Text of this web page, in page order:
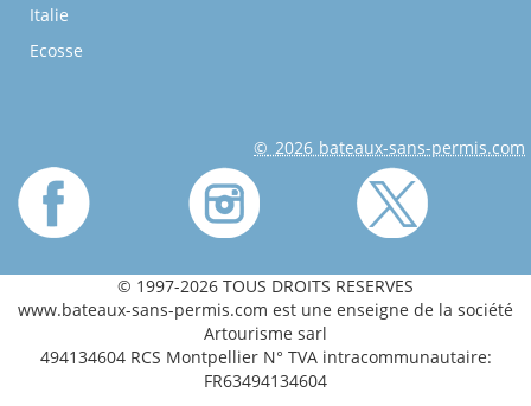
Italie
Ecosse
© 2026 bateaux-sans-permis.com
© 1997-2026 TOUS DROITS RESERVES
www.bateaux-sans-permis.com est une enseigne de la société
Artourisme sarl
494134604 RCS Montpellier N° TVA intracommunautaire:
FR63494134604